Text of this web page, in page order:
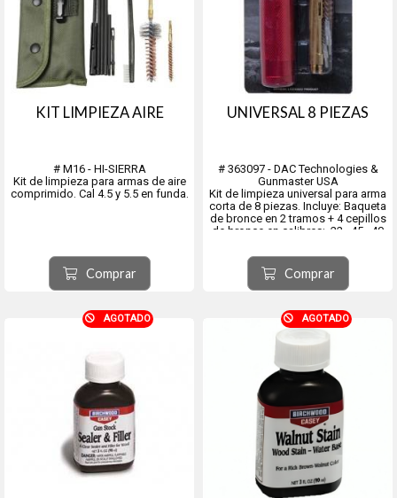
KIT LIMPIEZA AIRE
# M16 - HI-SIERRA
Kit de limpieza para armas de aire
comprimido. Cal 4.5 y 5.5 en funda.
Comprar
UNIVERSAL 8 PIEZAS
# 363097 - DAC Technologies &
Gunmaster USA
Kit de limpieza universal para arma
corta de 8 piezas. Incluye: Baqueta
de bronce en 2 tramos + 4 cepillos
de bronce en calibres: .22, .45, .40
pasa-trapo + mango de aluminio
hueco para almacenar todas las
piezas.
Comprar
AGOTADO AGOTADO